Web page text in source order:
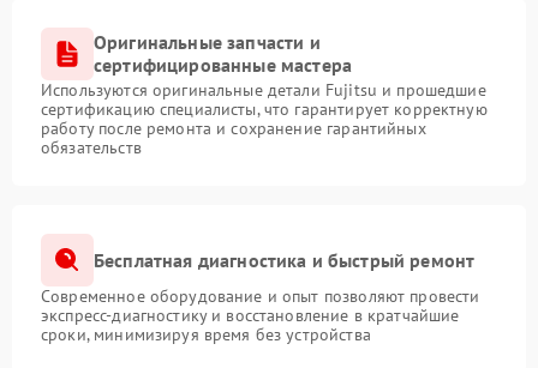
Оригинальные запчасти и
сертифицированные мастера
Используются оригинальные детали Fujitsu и прошедшие
сертификацию специалисты, что гарантирует корректную
работу после ремонта и сохранение гарантийных
обязательств
Бесплатная диагностика и быстрый ремонт
Современное оборудование и опыт позволяют провести
экспресс-диагностику и восстановление в кратчайшие
сроки, минимизируя время без устройства